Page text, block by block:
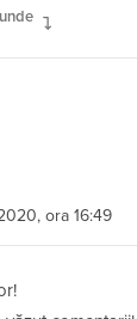
ora 16:49